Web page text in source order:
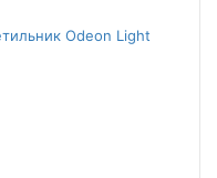
Odeon Light